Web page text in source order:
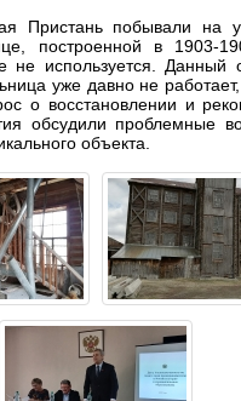
Пристань побывали на
построенной в 1903-
не используется. Данный
уже давно не
о восстановлении и
обсудили проблемные
объекта.